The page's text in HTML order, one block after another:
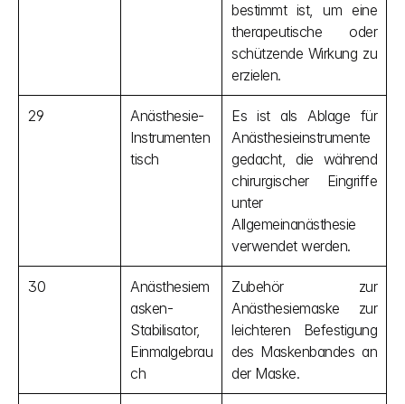
bestimmt ist, um eine
therapeutische oder
schützende Wirkung zu
erzielen.
29
Anästhesie-
Instrumenten
tisch
Es ist als Ablage für
Anästhesieinstrumente
gedacht, die während
chirurgischer Eingriffe
unter
Allgemeinanästhesie
verwendet werden.
30
Anästhesiem
asken-
Stabilisator,
Einmalgebrau
ch
Zubehör zur
Anästhesiemaske zur
leichteren Befestigung
des Maskenbandes an
der Maske.